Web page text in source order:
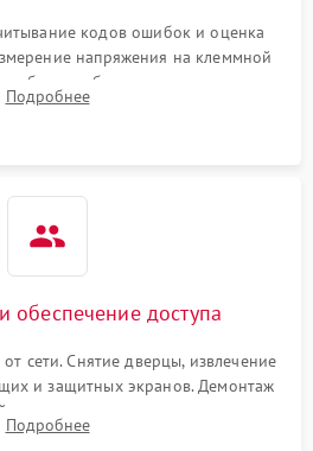
кодов ошибок и оценка
напряжения на клеммной
на проблемы с нагревом,
или блокировкой дверцы.
Подробнее
обеспечение доступа
сети. Снятие дверцы, извлечение
и защитных экранов. Демонтаж
панели для прямого доступа к
плате и вентиляторам.
Подробнее